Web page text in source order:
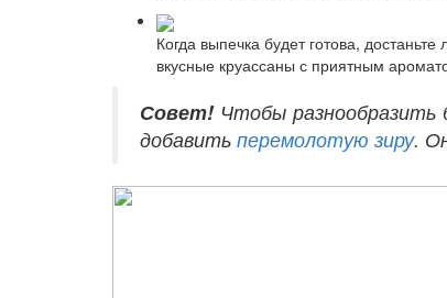
Когда выпечка будет готова,
вкусные круассаны с приятным
Совет!Чтобы разнообразить
добавить перемолотую зиру.